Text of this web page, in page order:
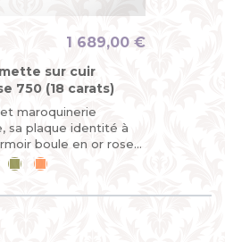
sur cuir
750 (18 carats)
maroquinerie
sa plaque identité à
boule en or rose,
HOP est
1 689,00 €
KakiMandarine